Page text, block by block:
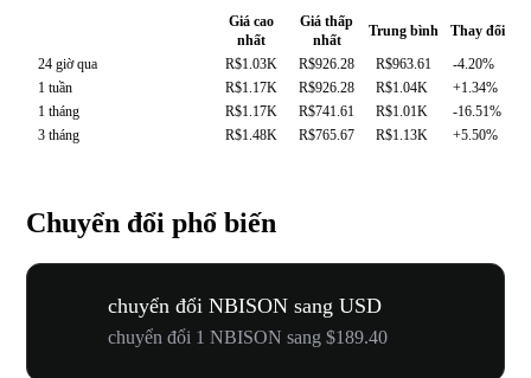
Giá cao
nhất
Giá thấp
nhất
Trung bình
Thay đổi
24 giờ qua
R$1.03K R$926.28 R$963.61
-4.20%
1 tuần
R$1.17K R$926.28 R$1.04K
+1.34%
1 tháng
R$1.17K R$741.61 R$1.01K
-16.51%
3 tháng
R$1.48K R$765.67 R$1.13K +5.50%
Chuyển đổi phổ biến
chuyển đổi NBISON sang USD
chuyển đổi 1 NBISON sang $189.40